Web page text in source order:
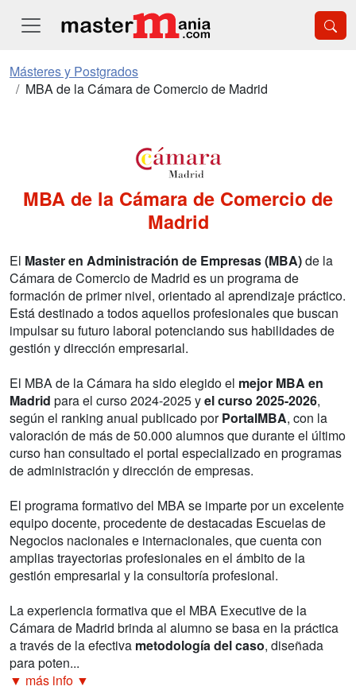
Másteres y Postgrados
MBA de la Cámara de Comercio de Madrid
MBA de la Cámara de Comercio de
Madrid
El Master en Administración de Empresas (MBA)de la
Cámara de Comercio de Madrid es un programa de
formación de primer nivel, orientado al aprendizaje práctico.
Está destinado a todos aquellos profesionales que buscan
impulsar su futuro laboral potenciando sus habilidades de
gestión y dirección empresarial.
El MBA de la Cámara ha sido elegido el mejor MBA en
Madrid para el curso 2024-2025 yel curso 2025-2026,
según el ranking anual publicado porPortalMBA, con la
valoración de más de 50.000 alumnos que durante el último
curso han consultado el portal especializado en programas
de administración y dirección de empresas.
El programa formativo del MBA se imparte por un excelente
equipo docente, procedente de destacadas Escuelas de
Negocios nacionales e internacionales, que cuenta con
amplias trayectorias profesionales en el ámbito de la
gestión empresarial y la consultoría profesional.
La experiencia formativa que el MBA Executive de la
Cámara de Madrid brinda al alumno se basa en la práctica
a través de la efectiva metodología del caso, diseñada
para poten...
▼ más info ▼